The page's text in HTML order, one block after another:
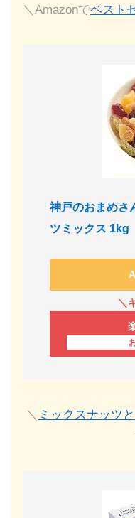
＼Amazonでベスト
神戸のおまめさ
ツミックス 1kg
＼ ミックスナッツ